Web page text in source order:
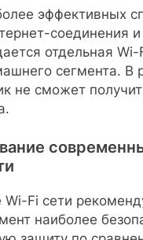
эффективных
соединения
отдельная
сегмента. В
не сможет
Wi-Fi сети
наиболее